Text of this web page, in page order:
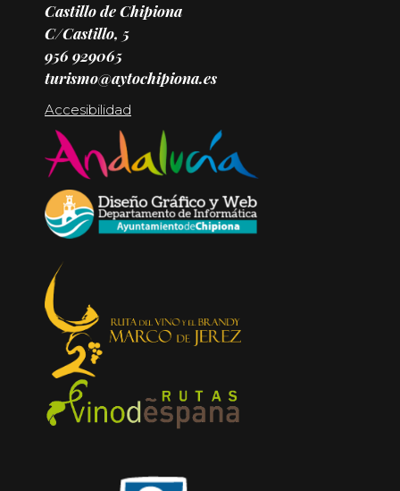
Castillo de Chipiona
C/Castillo, 5
956 929065
turismo@aytochipiona.es
Accesibilidad